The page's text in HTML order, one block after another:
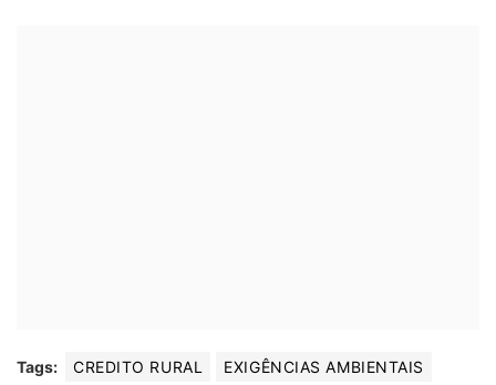
Tags: CREDITO RURAL
EXIGÊNCIAS AMBIENTAIS